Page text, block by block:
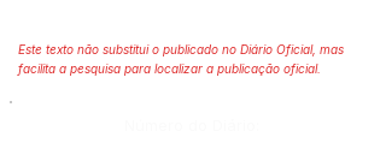
Este texto não substitui o publicado no Diário Oficial, mas
facilita a pesquisa para localizar a publicação oficial.